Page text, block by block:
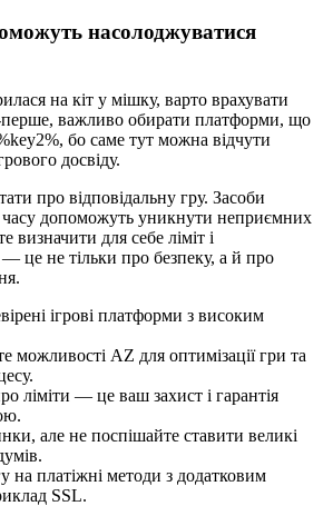
насолоджуватися
на кіт у мішку, варто врахувати
перше, важливо обирати платформи, що
бо саме тут можна відчути
досвіду.
про відповідальну гру. Засоби
допоможуть уникнути неприємних
визначити для себе ліміт і
це не тільки про безпеку, а й про
ігрові платформи з високим
можливості AZ для оптимізації гри та
ліміти — це ваш захист і гарантія
але не поспішайте ставити великі
на платіжні методи з додатковим
SSL.